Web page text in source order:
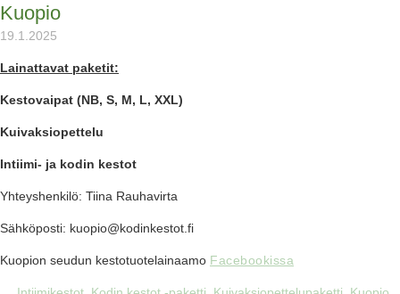
Kuopio
19.1.2025
Lainattavat paketit:
Kestovaipat (NB, S, M, L, XXL)
Kuivaksiopettelu
Intiimi- ja kodin kestot
Yhteyshenkilö: Tiina Rauhavirta
Sähköposti: kuopio@kodinkestot.fi
Kuopion seudun kestotuotelainaamo Facebookissa